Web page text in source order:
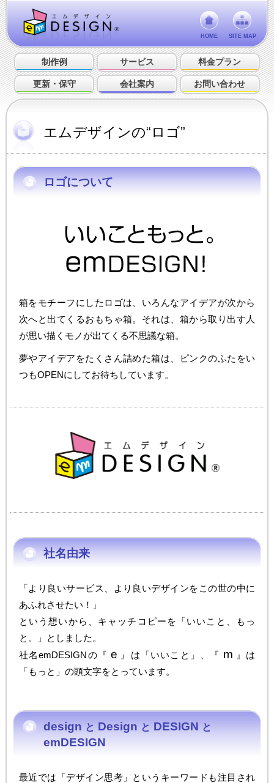
HOME SITE MAP
制作例 サービス 料金プラン
更新・保守 会社案内 お問い合わせ
エムデザインの“ロゴ”
ロゴについて
箱をモチーフにしたロゴは、いろんなアイデアが次から
次へと出てくるおもちゃ箱。それは、箱から取り出す人
が思い描くモノが出てくる不思議な箱。
夢やアイデアをたくさん詰めた箱は、ピンクのふたをい
つもOPENにしてお待ちしています。
社名由来
「より良いサービス、より良いデザインをこの世の中に
あふれさせたい！」
という想いから、キャッチコピーを「いいこと、もっ
と。」としました。
社名emDESIGNの『e 』は「いいこと」、『 m 』は
「もっと」の頭文字をとっています。
design と Design と DESIGN と
emDESIGN
最近では「デザイン思考」というキーワードも注目され